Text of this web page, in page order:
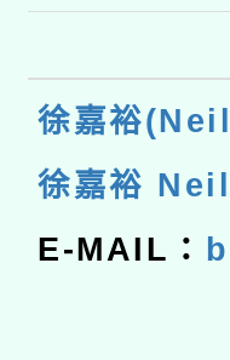
徐嘉裕
徐嘉裕
E-MAIL：